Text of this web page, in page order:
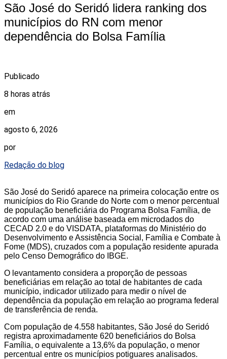
São José do Seridó lidera ranking dos
municípios do RN com menor
dependência do Bolsa Família
Publicado
8 horas atrás
em
agosto 6, 2026
por
Redação do blog
São José do Seridó aparece na primeira colocação entre os
municípios do Rio Grande do Norte com o menor percentual
de população beneficiária do Programa Bolsa Família, de
acordo com uma análise baseada em microdados do
CECAD 2.0 e do VISDATA, plataformas do Ministério do
Desenvolvimento e Assistência Social, Família e Combate à
Fome (MDS), cruzados com a população residente apurada
pelo Censo Demográfico do IBGE.
O levantamento considera a proporção de pessoas
beneficiárias em relação ao total de habitantes de cada
município, indicador utilizado para medir o nível de
dependência da população em relação ao programa federal
de transferência de renda.
Com população de 4.558 habitantes, São José do Seridó
registra aproximadamente 620 beneficiários do Bolsa
Família, o equivalente a 13,6% da população, o menor
percentual entre os municípios potiguares analisados.